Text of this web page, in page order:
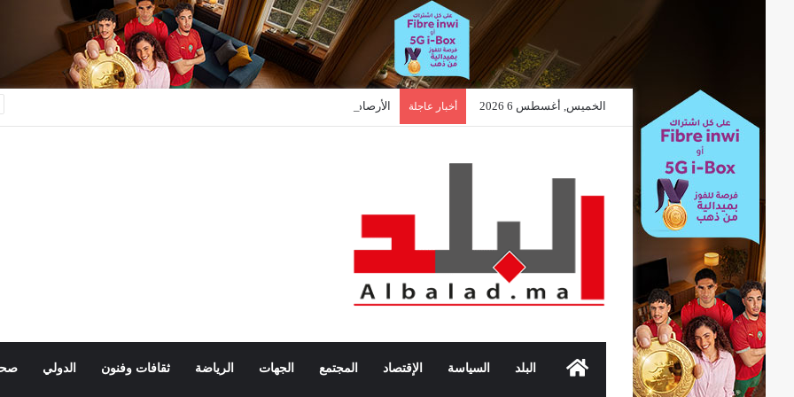
الخميس, أغسطس 6 2026 أخبار عاجلة
الرئيسيةالبلد السياسة الإقتصاد المجتمع الجهات الرياضة ثقافات وفنون الدولي